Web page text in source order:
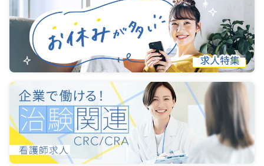
日勤のみ（パート） 一時募集休止
給与
お問い合わせください
時間
8:30～17:30
ブランク可
第二新卒可
詳細を見る
ICU系正看護師 一般＋療養
日勤のみ（常勤） 一時募集休止